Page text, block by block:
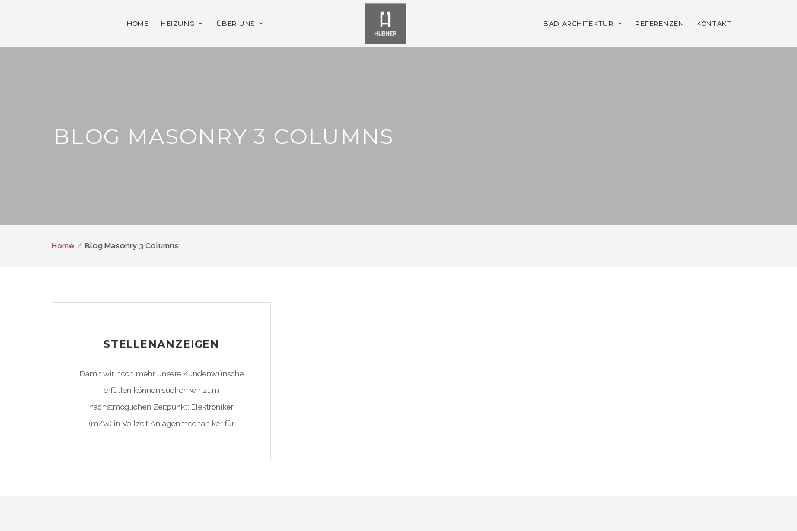
HOME HEIZUNG ÜBER UNS BAD-ARCHITEKTUR REFERENZEN KONTAKT
BLOG MASONRY 3 COLUMNS
Home Blog Masonry 3 Columns
STELLENANZEIGEN
Damit wir noch mehr unsere Kundenwünsche
erfüllen können suchen wir zum
nächstmöglichen Zeitpunkt: Elektroniker
(m/w) in Vollzeit Anlagenmechaniker für